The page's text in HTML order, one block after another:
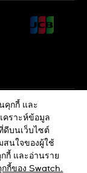
บายคุกกี้
คุกกี้ และ
คราะห์ข้อมูล
ดีบนเว็บไซต์
สนใจของผู้ใช้
กี้ และอ่านราย
กี้ของ Swatch.